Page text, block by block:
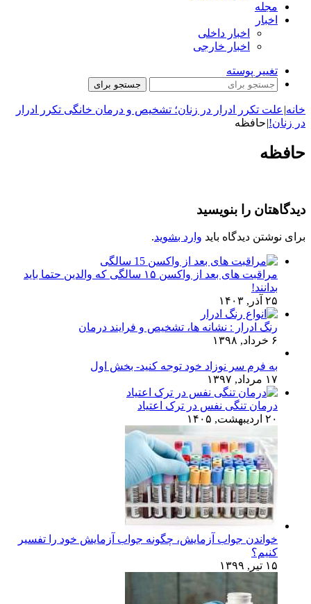
مجله
اخبار
اخبار داخلی
اخبار خارجی
تغییر پوسته
جستجو برای
خانه| علت تکرر ادرار در زنان؛ تشخیص و درمان خانگی تکرر ادرار
در زنان!|حافظه
حافظه
دیدگاهتان را بنویسید
برای نوشتن دیدگاه باید وارد بشوید.
مراقبت های بعد از واکسن ۱۵ سالگی که والدین حتما باید
بدانند!
۲۵ آذر, ۱۴۰۳
رنگ ادرار : نشانه ها، تشخیص و فرایند درمان
۶ خرداد, ۱۳۹۸
به فرم سر نوزاد خود توجه کنید- بخش اول
۱۷ مرداد, ۱۳۹۷
درمان تنگی نفس در ترک اعتیاد
۲۰ اردیبهشت, ۱۴۰۵
خواندن جواب آزمایش، چگونه جواب آزمایش خود را تفسیر
کنیم؟
۱۵ تیر, ۱۳۹۹